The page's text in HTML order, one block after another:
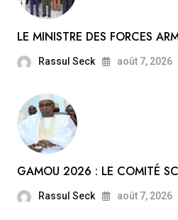
LE MINISTRE DES FORCES
Rassul Seck août 7, 2026
GAMOU 2026 : LE COMITÉ
Rassul Seck août 7, 2026